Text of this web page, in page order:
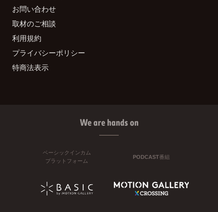
お問い合わせ
取材のご相談
利用規約
プライバシーポリシー
特商法表示
We are hands on
ベーシックインカム
プラットフォーム
PODCAST番組